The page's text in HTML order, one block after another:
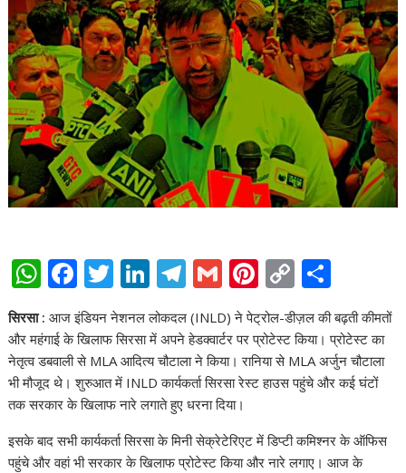
W
at
s
A
p
p
F
ac
e
b
o
o
k
T
w
itt
er
Li
n
k
e
dI
n
T
e
gr
a
m
G
m
ai
l
Pi
nt
er
e
st
C
p
y
Li
k
ar
e
सिरसा : आज इंडियन नेशनल लोकदल (INLD) ने पेट्रोल-डीज़ल की बढ़ती कीमतों
और महंगाई के खिलाफ सिरसा में अपने हेडक्वार्टर पर प्रोटेस्ट किया। प्रोटेस्ट का
नेतृत्व डबवाली से MLA आदित्य चौटाला ने किया। रानिया से MLA अर्जुन चौटाला
भी मौजूद थे। शुरुआत में INLD कार्यकर्ता सिरसा रेस्ट हाउस पहुंचे और कई घंटों
तक सरकार के खिलाफ नारे लगाते हुए धरना दिया।
इसके बाद सभी कार्यकर्ता सिरसा के मिनी सेक्रेटेरिएट में डिप्टी कमिश्नर के ऑफिस
पहुंचे और वहां भी सरकार के खिलाफ प्रोटेस्ट किया और नारे लगाए। आज के